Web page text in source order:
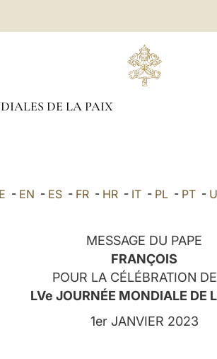
DE LA PAIX
- EN - ES- FR- HR- IT- PL- PT-
MESSAGE DU PAPE
FRANÇOIS
POUR LA CÉLÉBRATION
LVe JOURNÉE MONDIALE DE
1er JANVIER 2023